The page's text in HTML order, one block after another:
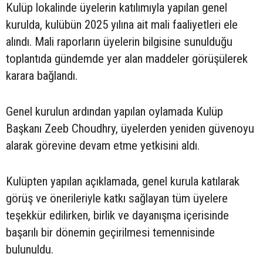
Kulüp lokalinde üyelerin katılımıyla yapılan genel
kurulda, kulübün 2025 yılına ait mali faaliyetleri ele
alındı. Mali raporların üyelerin bilgisine sunulduğu
toplantıda gündemde yer alan maddeler görüşülerek
karara bağlandı.
Genel kurulun ardından yapılan oylamada Kulüp
Başkanı Zeeb Choudhry, üyelerden yeniden güvenoyu
alarak görevine devam etme yetkisini aldı.
Kulüpten yapılan açıklamada, genel kurula katılarak
görüş ve önerileriyle katkı sağlayan tüm üyelere
teşekkür edilirken, birlik ve dayanışma içerisinde
başarılı bir dönemin geçirilmesi temennisinde
bulunuldu.